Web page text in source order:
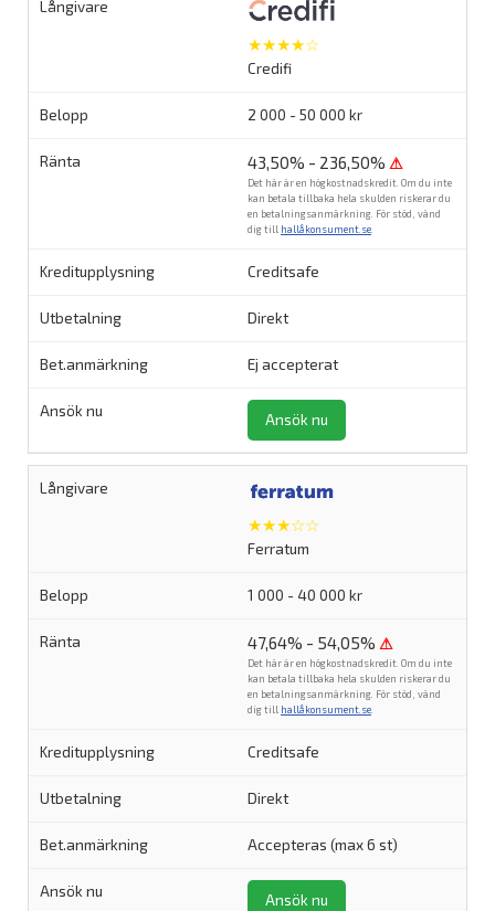
★★★★☆
Credifi
2 000 - 50 000 kr
43,50% - 236,50% ⚠
Det här är en högkostnadskredit. Om du inte
kan betala tillbaka hela skulden riskerar du
en betalningsanmärkning. För stöd, vänd
dig till hallåkonsument.se
Creditsafe
Direkt
Ej accepterat
Ansök nu
★★★☆☆
Ferratum
1 000 - 40 000 kr
47,64% - 54,05% ⚠
Det här är en högkostnadskredit. Om du inte
kan betala tillbaka hela skulden riskerar du
en betalningsanmärkning. För stöd, vänd
dig till hallåkonsument.se.
Creditsafe
Direkt
Accepteras (max 6 st)
Ansök nu